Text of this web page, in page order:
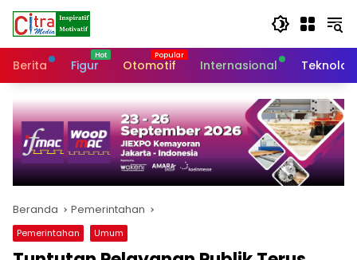
Langsung
konten
Berita
Figur Otomotif Internasional
Beranda Pemerintahan
Pemerintahan Umum